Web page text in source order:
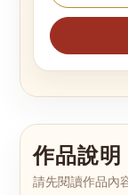
作品說明
請先閱讀作品內